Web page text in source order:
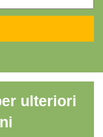
ulteriori